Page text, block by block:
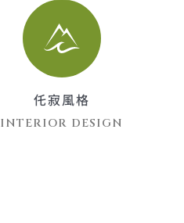
仛寂風格
INTERIOR DESIGN